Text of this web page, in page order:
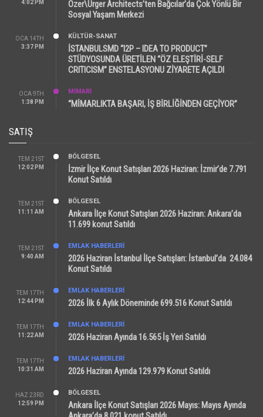
4:02 PM
Özer\Ürger Architects’ten Bağcılar’da Çok Yönlü Bir
Sosyal Yaşam Merkezi
OCA 14TH
3:37 PM
KÜLTÜR-SANAT
İSTANBULSMD “I2P – IDEA TO PRODUCT”
STÜDYOSUNDA ÜRETİLEN “ÖZ ELEŞTİRİ-SELF
CRITICISM” ENSTELASYONU ZİYARETE AÇILDI
OCA 9TH
1:38 PM
MİMARİ
“MİMARLIKTA BAŞARI, İŞ BİRLİĞİNDEN GEÇİYOR”
SATIŞ
TEM 21ST
12:02 PM
BÖLGESEL
İzmir İlçe Konut Satışları 2026 Haziran: İzmir’de 7.791
Konut Satıldı
TEM 21ST
11:11 AM
BÖLGESEL
Ankara İlçe Konut Satışları 2026 Haziran: Ankara’da
11.699 konut Satıldı
TEM 21ST
9:40 AM
EMLAK HABERLERI
2026 Haziran İstanbul İlçe Satışları: İstanbul’da 24.084
Konut Satıldı
TEM 17TH
12:44 PM
EMLAK HABERLERI
2026 İlk 6 Aylık Döneminde 699.516 Konut Satıldı
TEM 17TH
11:22 AM
EMLAK HABERLERI
2026 Haziran Ayında 16.565 İş Yeri Satıldı
TEM 17TH
10:31 AM
EMLAK HABERLERI
2026 Haziran Ayında 129.979 Konut Satıldı
HAZ 23RD
12:59 PM
BÖLGESEL
Ankara İlçe Konut Satışları 2026 Mayıs: Mayıs Ayında